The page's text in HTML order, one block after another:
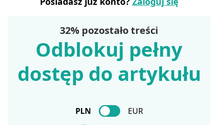
32% pozostało treści
Odblokuj pełny
dostęp do artykułu
PLN EUR